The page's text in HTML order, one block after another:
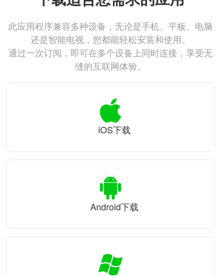
此应用程序兼容多种设备，无论是手机、平板、电脑
还是智能电视，您都能轻松安装和使用。
通过一次订阅，即可在多个设备上同时连接，享受无
缝的互联网体验。
iOS下载
Android下载